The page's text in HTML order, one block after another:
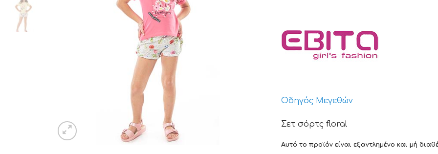
Οδηγός Μεγεθών
Σετ σόρτς floral
Αυτό το προϊόν είναι εξαντλημένο και μή